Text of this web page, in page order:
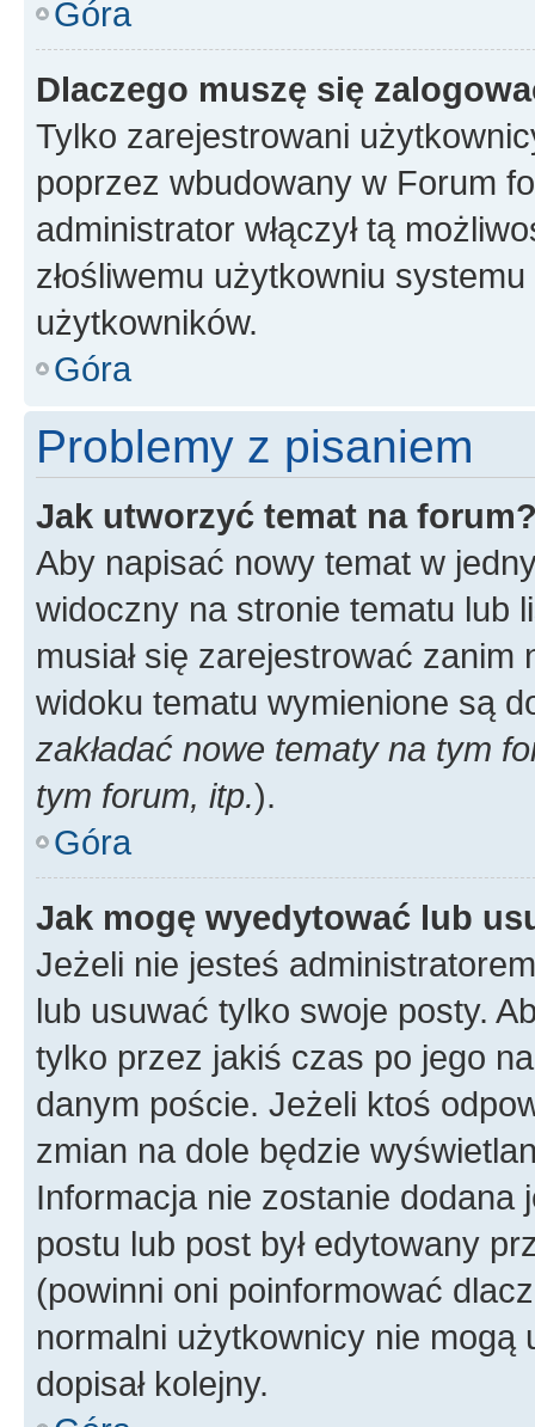
Góra
Dlaczego muszę się
Tylko zarejestrowani
poprzez wbudowany w Forum
administrator włączył tą
złośliwemu użytkowniu
użytkowników.
Góra
Problemy z pisaniem
Jak utworzyć temat na
Aby napisać nowy temat w
widoczny na stronie tematu lub
musiał się zarejestrować
widoku tematu wymienione są
zakładać nowe tematy na tym
tym forum, itp.).
Góra
Jak mogę wyedytować lub
Jeżeli nie jesteś
lub usuwać tylko swoje posty.
tylko przez jakiś czas po jego
danym poście. Jeżeli ktoś
zmian na dole będzie
Informacja nie zostanie dodana
postu lub post był edytowany
(powinni oni poinformować
normalni użytkownicy nie
dopisał kolejny.